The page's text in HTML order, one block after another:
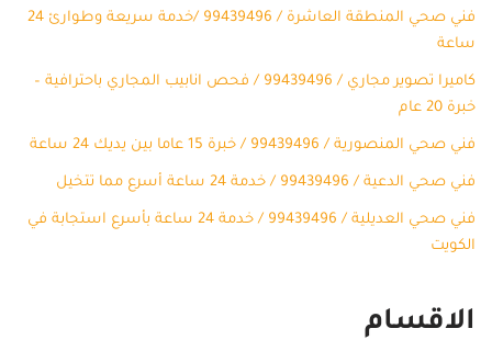
فني صحي المنطقة العاشرة / 99439496 /خدمة سريعة وطوارئ 24
ساعة
كاميرا تصوير مجاري / 99439496 / فحص انابيب المجاري باحترافية –
خبرة 20 عام
فني صحي المنصورية / 99439496 / خبرة 15 عاما بين يديك 24 ساعة
فني صحي الدعية / 99439496 / خدمة 24 ساعة أسرع مما تتخيل
فني صحي العديلية / 99439496 / خدمة 24 ساعة بأسرع استجابة في
الكويت
الاقسام